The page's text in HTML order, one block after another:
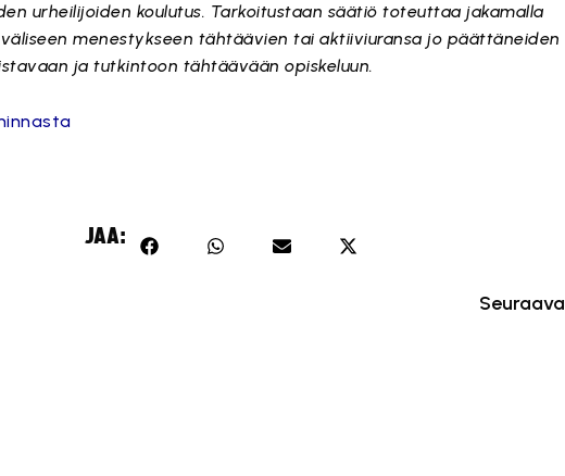
urheilijoiden koulutus. Tarkoitustaan säätiö toteuttaa jakamalla
menestykseen tähtäävien tai aktiiviuransa jo päättäneiden
ja tutkintoon tähtäävään opiskeluun.
JAA:
Seuraava